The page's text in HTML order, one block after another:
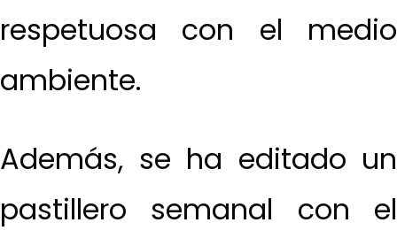
respetuosa con el medio
ambiente.
Además, se ha editado un
pastillero semanal con el